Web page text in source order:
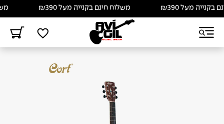
מעל ₪390 משלוח חינם בקנייה מעל ₪390